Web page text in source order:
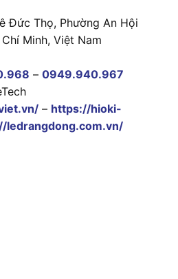
Đức Thọ, Phường An Hội
Minh, Việt Nam
– 0949.940.967
– https://hioki-
ledrangdong.com.vn/